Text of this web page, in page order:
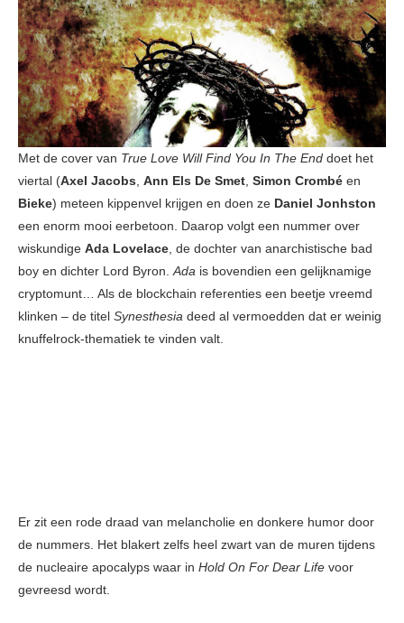
Met de cover van True Love Will Find You In The End doet het
viertal (Axel Jacobs, Ann Els De Smet, Simon Crombé en
Bieke) meteen kippenvel krijgen en doen ze Daniel Jonhston
een enorm mooi eerbetoon. Daarop volgt een nummer over
wiskundige Ada Lovelace, de dochter van anarchistische bad
boy en dichter Lord Byron.Ada is bovendien een gelijknamige
cryptomunt… Als de blockchain referenties een beetje vreemd
klinken – de titel Synesthesia deed al vermoedden dat er weinig
knuffelrock-thematiek te vinden valt.
Er zit een rode draad van melancholie en donkere humor door
de nummers. Het blakert zelfs heel zwart van de muren tijdens
de nucleaire apocalyps waar in Hold On For Dear Life voor
gevreesd wordt.